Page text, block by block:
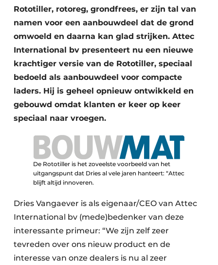
Rototiller, rotoreg, grondfrees, er zijn tal van
namen voor een aanbouwdeel dat de grond
omwoeld en daarna kan glad strijken. Attec
International bv presenteert nu een nieuwe
krachtiger versie van de Rototiller, speciaal
bedoeld als aanbouwdeel voor compacte
laders. Hij is geheel opnieuw ontwikkeld en
gebouwd omdat klanten er keer op keer
speciaal naar vroegen.
De Rototiller is het zoveelste voorbeeld van het
uitgangspunt dat Dries al vele jaren hanteert: “Attec
blijft altijd innoveren.
Dries Vangaever is als eigenaar/CEO van Attec
International bv (mede)bedenker van deze
interessante primeur: “We zijn zelf zeer
tevreden over ons nieuw product en de
interesse van onze dealers is nu al zeer